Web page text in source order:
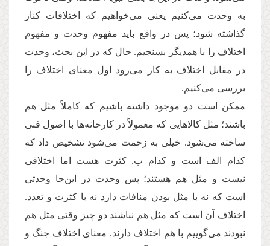
به وحدت می‌کنیم یعنی می‌خواهیم که اختلافات کنار
گذاشته شود؛ پس در واقع باید مفهوم وحدت و مفهوم
اختلاف را با همدیگر بسنجیم. حال که در این بحث، وحدت
در مقابل اختلاف به کار می‌رود اول معنای اختلاف را
بررسی می‌کنیم.
ممکن است دو موجود داشته باشیم که کاملاً مثل هم
باشند؛ مثل کالاهایی که معمولاً در کارخانه‌ها با اصول فنی
ساخته می‌شود. خیلی به زحمت می‌شود تشخیص داد که
کدام الف است و کدام ب. کثرت هست اما اختلافی
نیست و مثل هم هستند؛ پس وحدت در این‌جا وحدتی
است که نه با مثل بودن منافات دارد نه با کثرت و تعدد.
اختلاف آن است که مثل هم نباشند دو چیز وقتی مثل هم
نبودند می‌گوییم با هم اختلاف دارند. معنای اختلاف جنگ و